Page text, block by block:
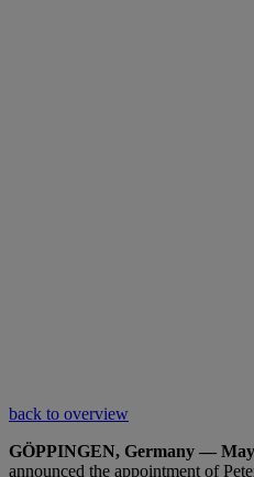
back to overview
GÖPPINGEN, Germany — May
announced the appointment of